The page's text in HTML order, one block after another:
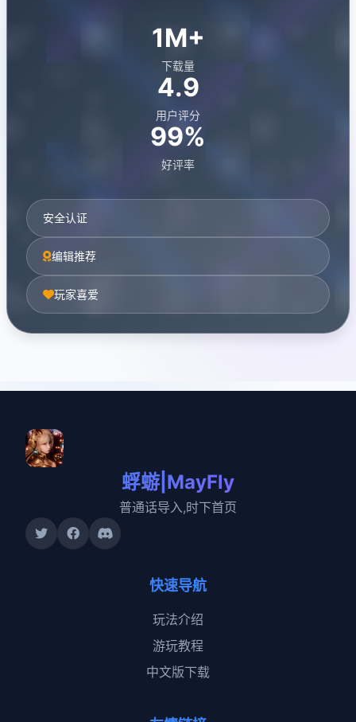
1M+
下载量
4.9
用户评分
99%
好评率
安全认证
编辑推荐
玩家喜爱
蜉蝣|MayFly
普通话导入,时下首页
快速导航
玩法介绍
游玩教程
中文版下载